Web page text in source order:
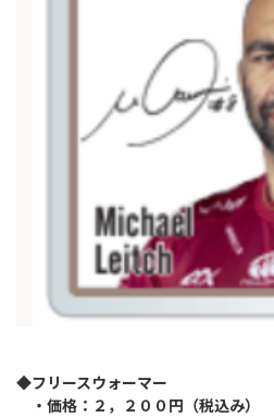
◆フリースウォーマー
・価格：２，２００円（税込み）